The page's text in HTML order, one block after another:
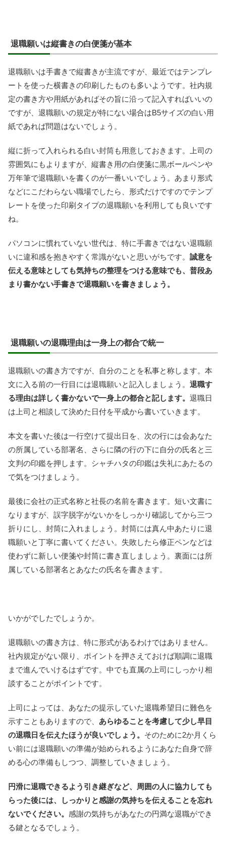
退職願いは縦書きの白便箋が基本
退職願いは手書きで縦書きが主流ですが、最近ではテンプレ
ートを使った横書きの印刷したものも多いようです。社内規
定の書き方や用紙があればその旨に沿って記入すればいいの
ですが、退職願いの規定が特にない場合はB5サイズの白い用
紙であれば問題はないでしょう。
縦に折って入れられる白い封筒も用意しておきます。上司の
雰囲気にもよりますが、縦書き用の白便箋に黒ボールペンや
万年筆で退職願いを書くのが一番いいでしょう。あまり形式
などにこだわらない職場でしたら、形式だけですのでテンプ
レートを使った印刷タイプの退職願いを利用しても良いです
ね。
パソコンに慣れていない世代は、特に手書きではない退職願
いに違和感を抱きやすく常識がないと思いがちです。 誠意を
伝える意味としても気持ちの整理をつける意味でも、普段あ
まり書かない手書きで退職願いを書きましょう。
退職願いの退職理由は一身上の都合で統一
退職願いの書き方ですが、自分のことを私事と称します。本
文に入る前の一行目には退職願いと記入しましょう。 退職す
る理由は詳しく書かないで一身上の都合と記します。 退職日
は上司と相談して決めた日付を平成から書いていきます。
本文を書いた後は一行空けて提出日を、次の行には会あなた
の所属している部署名、さらに隣の行の下に自分の氏名と三
文判の印鑑を押します。シャチハタの印鑑は失礼にあたるの
で気をつけましょう。
最後に会社の正式名称と社長の名前を書きます。短い文書に
なりますが、誤字脱字がないかをしっかり確認してから三つ
折りにし、封筒に入れましょう。封筒には真ん中あたりに退
職願いと丁寧に書いてください。失敗したら修正ペンなどは
使わずに新しい便箋や封筒に書き直しましょう。裏面には所
属している部署名とあなたの氏名を書きます。
いかがでしたでしょうか。
退職願いの書き方は、特に形式があるわけではありません。
社内規定がない限り、ポイントを押さえておけば順調に退職
まで進んでいけるはずです。中でも直属の上司にしっかり相
談することがポイントです。
上司によっては、あなたの提示していた退職希望日に難色を
示すこともありますので、 あらゆることを考慮して少し早目
の退職日を伝えたほうが良いでしょう。 そのために2か月くら
い前には退職願いの準備が始められるようにあなた自身で辞
める心の準備もしつつ、調整していきましょう。
円滑に退職できるよう引き継ぎなど、周囲の人に協力しても
らった後には、しっかりと感謝の気持ちを伝えることを忘れ
ないでください。 感謝の気持ちがあなたの円満な退職ができ
る鍵となるでしょう。